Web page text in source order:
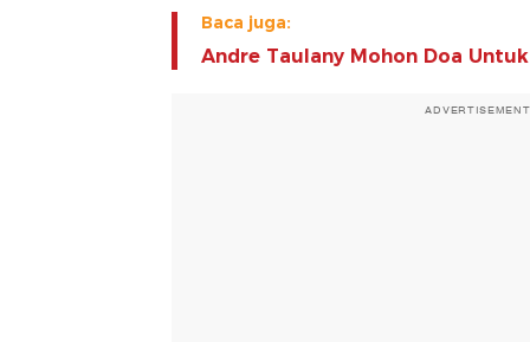
Baca juga:
Andre Taulany Mohon Doa
ADVERTISEMENT